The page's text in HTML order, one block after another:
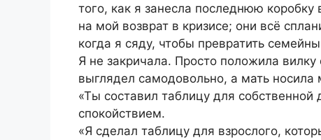
того, как я занесла последнюю
на мой возврат в кризисе; они всё
когда я сяду, чтобы превратить
Я не закричала. Просто положила
выглядел самодовольно, а мать носила
«Ты составил таблицу для
спокойствием.
«Я сделал таблицу для взрослого,